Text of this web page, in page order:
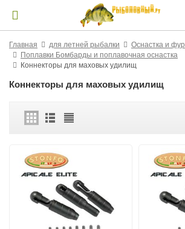
Главная для летней рыбалки
Оснастка и
Поплавки Бомбарды и поплавочная оснастка
Коннекторы для маховых удилищ
Коннекторы для маховых удилищ